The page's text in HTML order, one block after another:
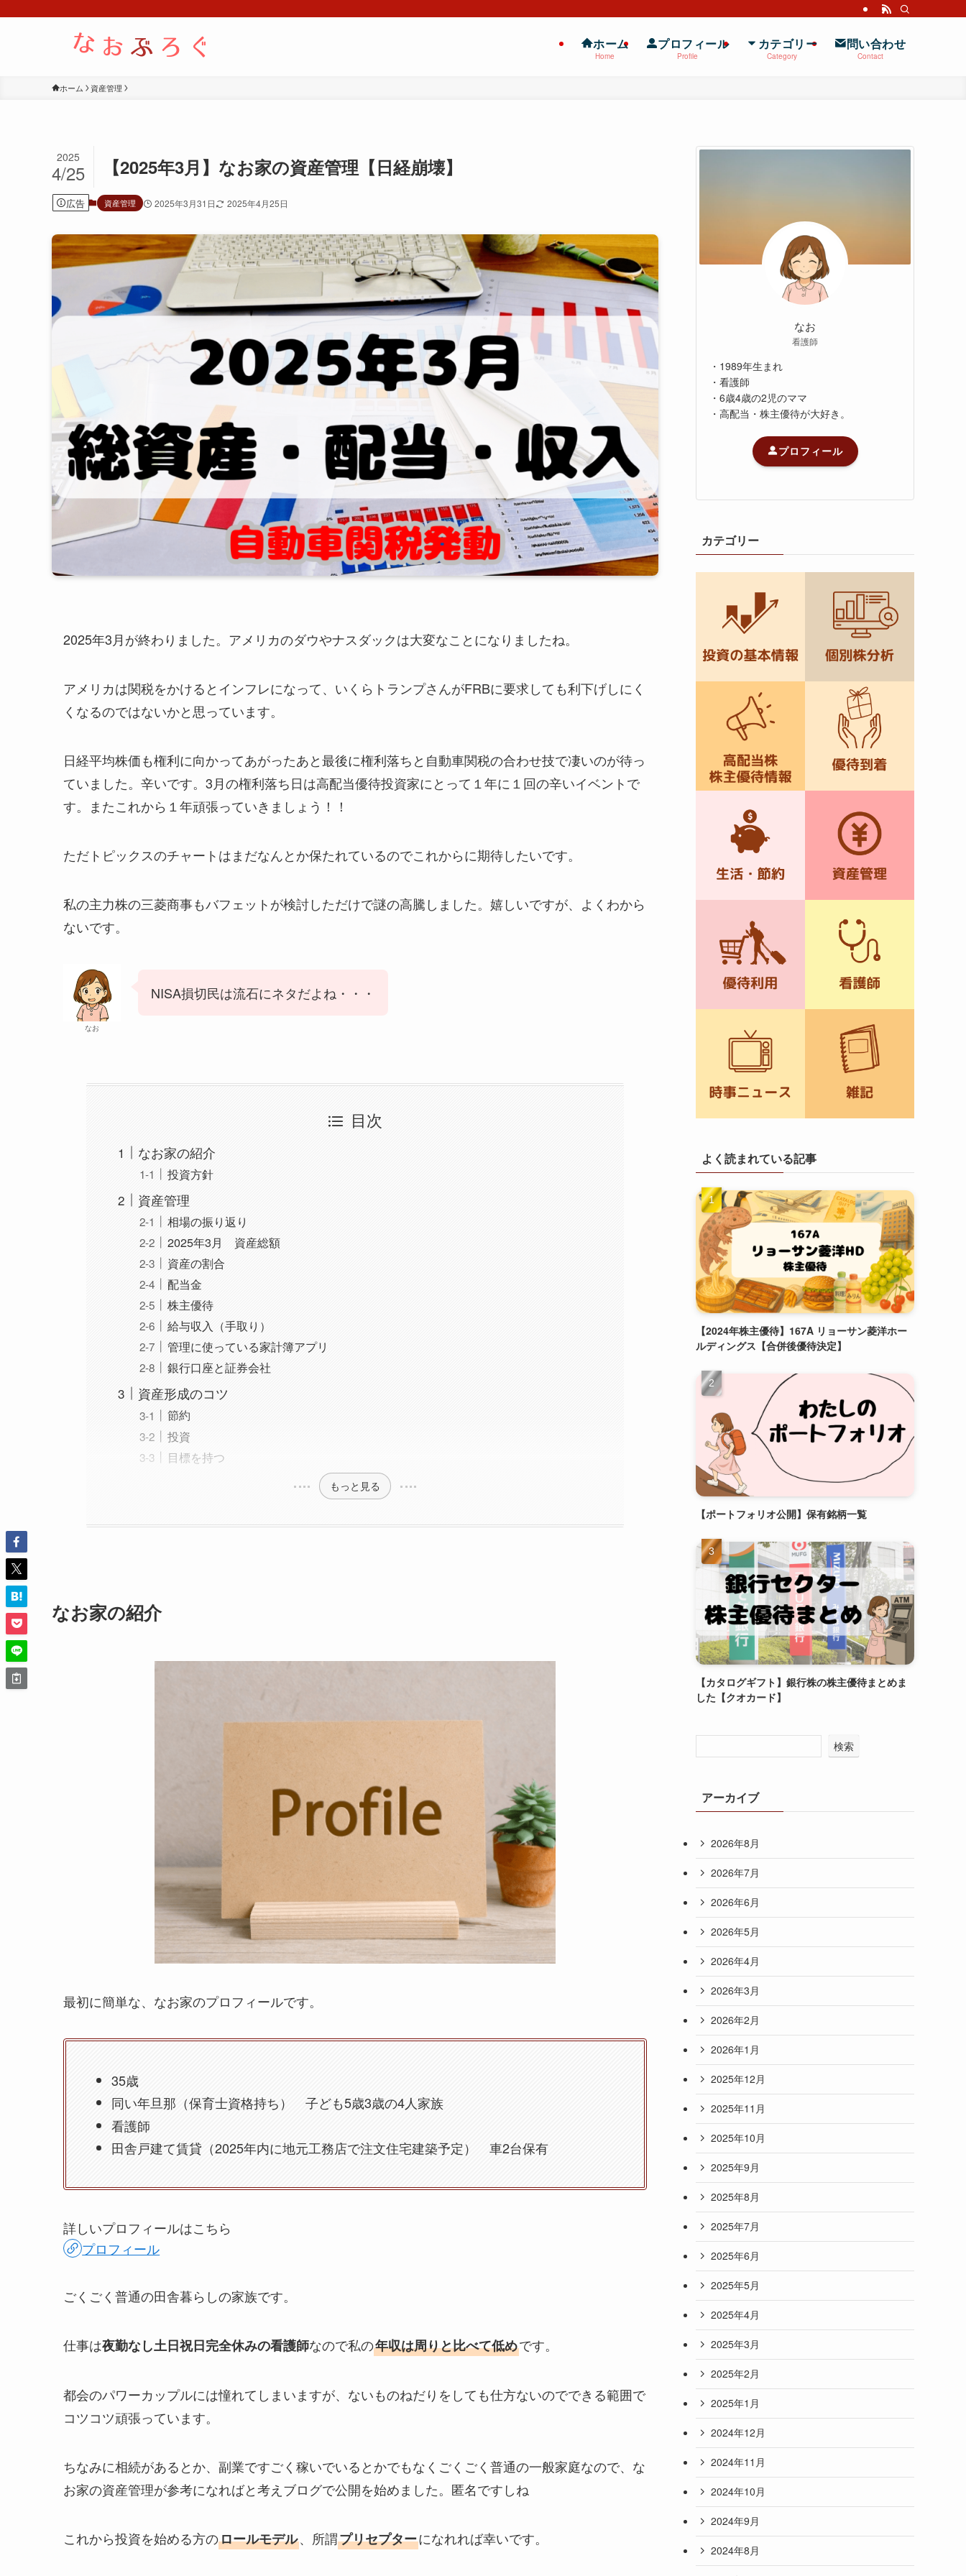
ホーム
Home
プロフィール
Profile
カテゴリー
Category
問い合わせ
Contact
ホーム 資産管理
【2025年3月】なお家の資産管理【日経崩壊】
2025
4/25
広告 資産管理 2025年3月31日 2025年4月25日
2025年3月が終わりました。アメリカのダウやナスダックは大変なことになりましたね。
アメリカは関税をかけるとインフレになって、いくらトランプさんがFRBに要求しても利下げしにく
くなるのではないかと思っています。
日経平均株価も権利に向かってあがったあと最後に権利落ちと自動車関税の合わせ技で凄いのが待っ
ていました。辛いです。3月の権利落ち日は高配当優待投資家にとって１年に１回の辛いイベントで
す。またこれから１年頑張っていきましょう！！
ただトピックスのチャートはまだなんとか保たれているのでこれからに期待したいです。
私の主力株の三菱商事もバフェットが検討しただけで謎の高騰しました。嬉しいですが、よくわから
ないです。
なお
NISA損切民は流石にネタだよね・・・
目次
なお家の紹介
投資方針
資産管理
相場の振り返り
2025年3月 資産総額
資産の割合
配当金
株主優待
給与収入（手取り）
管理に使っている家計簿アプリ
銀行口座と証券会社
資産形成のコツ
節約
投資
目標を持つ
もっと見る
なお家の紹介
最初に簡単な、なお家のプロフィールです。
35歳
同い年旦那（保育士資格持ち） 子ども5歳3歳の4人家族
看護師
田舎戸建て賃貸（2025年内に地元工務店で注文住宅建築予定） 車2台保有
詳しいプロフィールはこちら
プロフィール
ごくごく普通の田舎暮らしの家族です。
仕事は夜勤なし土日祝日完全休みの看護師なので私の年収は周りと比べて低めです。
都会のパワーカップルには憧れてしまいますが、ないものねだりをしても仕方ないのでできる範囲で
コツコツ頑張っています。
ちなみに相続があるとか、副業ですごく稼いでいるとかでもなくごくごく普通の一般家庭なので、な
お家の資産管理が参考になればと考えブログで公開を始めました。匿名ですしね
これから投資を始める方のロールモデル、所謂プリセプターになれれば幸いです。
なお
看護師
・1989年生まれ
・看護師
・6歳4歳の2児のママ
・高配当・株主優待が大好き。
プロフィール
カテゴリー
よく読まれている記事
【2024年株主優待】167A リョーサン菱洋ホー
ルディングス【合併後優待決定】
【ポートフォリオ公開】保有銘柄一覧
【カタログギフト】銀行株の株主優待まとめま
した【クオカード】
検索
アーカイブ
2026年8月
2026年7月
2026年6月
2026年5月
2026年4月
2026年3月
2026年2月
2026年1月
2025年12月
2025年11月
2025年10月
2025年9月
2025年8月
2025年7月
2025年6月
2025年5月
2025年4月
2025年3月
2025年2月
2025年1月
2024年12月
2024年11月
2024年10月
2024年9月
2024年8月